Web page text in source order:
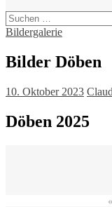
Suchen
nach:
Bildergalerie
Bilder Döben
10. Oktober 2023
Döben 2025
«